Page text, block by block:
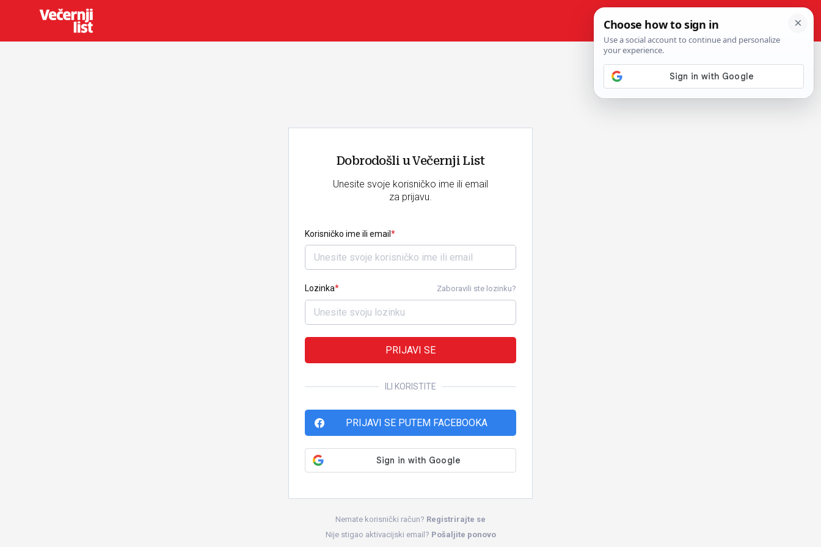
Dobrodošli u Večernji List
Unesite svoje korisničko ime ili email
za prijavu.
Korisničko ime ili email
Lozinka Zaboravili ste lozinku?
PRIJAVI SE
ILI KORISTITE
PRIJAVI SE PUTEM FACEBOOKA
Nemate korisnički račun? Registrirajte se
Nije stigao aktivacijski email? Pošaljite ponovo